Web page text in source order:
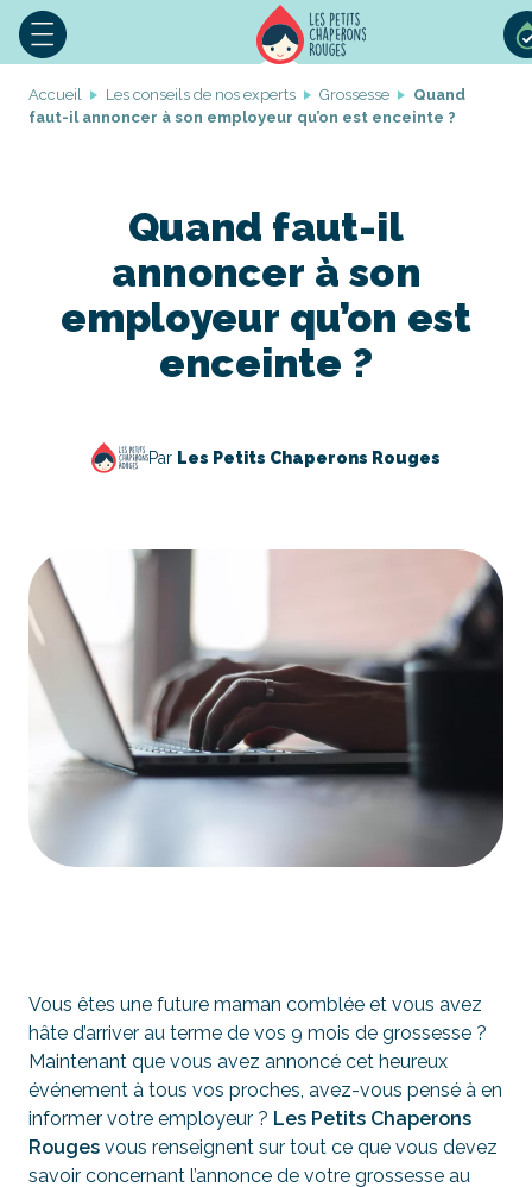
Accueil Les conseils de nos experts Grossesse
Quand
faut-il annoncer à son employeur qu’on est enceinte ?
Quand faut-il
annoncer à son
employeur qu’on est
enceinte ?
Par Les Petits Chaperons Rouges
Vous êtes une future maman comblée et vous avez
hâte d’arriver au terme de vos 9 mois de grossesse ?
Maintenant que vous avez annoncé cet heureux
événement à tous vos proches, avez-vous pensé à en
informer votre employeur ? Les Petits Chaperons
Rouges vous renseignent sur tout ce que vous devez
savoir concernant l’annonce de votre grossesse au